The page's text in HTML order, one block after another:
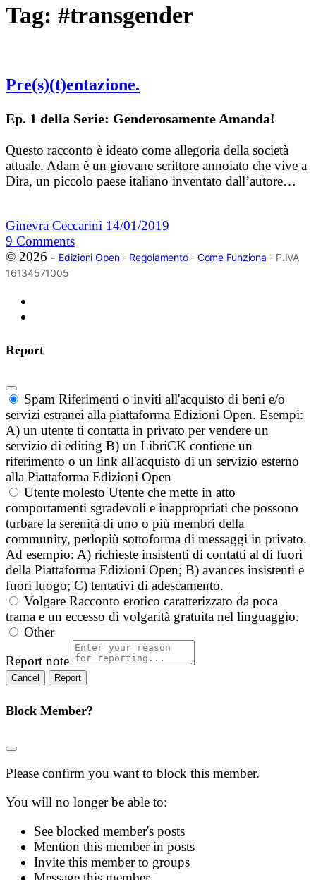
Tag: #transgender
Pre(s)(t)entazione.
Ep. 1 della Serie: Genderosamente Amanda!
Questo racconto è ideato come allegoria della società
attuale. Adam è un giovane scrittore annoiato che vive a
Dira, un piccolo paese italiano inventato dall’autore…
Ginevra Ceccarini 14/01/2019
9 Comments
© 2026 - Edizioni Open- Regolamento- Come Funziona - P.IVA
16134571005
Report
Spam Riferimenti o inviti all'acquisto di beni e/o
servizi estranei alla piattaforma Edizioni Open. Esempi:
A) un utente ti contatta in privato per vendere un
servizio di editing B) un LibriCK contiene un
riferimento o un link all'acquisto di un servizio esterno
alla Piattaforma Edizioni Open
Utente molesto Utente che mette in atto
comportamenti sgradevoli e inappropriati che possono
turbare la serenità di uno o più membri della
community, perlopiù sottoforma di messaggi in privato.
Ad esempio: A) richieste insistenti di contatti al di fuori
della Piattaforma Edizioni Open; B) avances insistenti e
fuori luogo; C) tentativi di adescamento.
Volgare Racconto erotico caratterizzato da poca
trama e un eccesso di volgarità gratuita nel linguaggio.
Other
Report note
Report
Block Member?
Please confirm you want to block this member.
You will no longer be able to:
See blocked member's posts
Mention this member in posts
Invite this member to groups